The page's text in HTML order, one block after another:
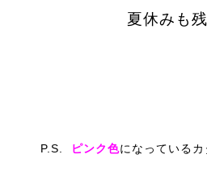
夏休みも
P.S. ピンク色になっている